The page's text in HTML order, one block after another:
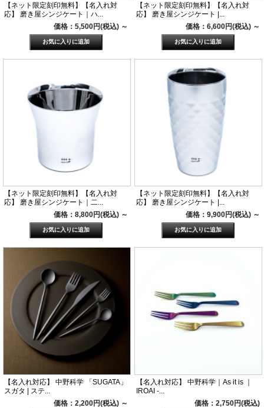
【ネット限定刻印無料】【名入れ対
応】 磨き屋シンジケート｜ハ...
価格：5,500円(税込) ～
【ネット限定刻印無料】【名入れ対
応】 磨き屋シンジケート |...
価格：6,600円(税込) ～
【ネット限定刻印無料】【名入れ対
応】 磨き屋シンジケート｜二...
価格：8,800円(税込) ～
【ネット限定刻印無料】【名入れ対
応】 磨き屋シンジケート |...
価格：9,900円(税込) ～
【名入れ対応】 中野科学 「SUGATA」
スガタ | ステ...
価格：2,200円(税込) ～
【名入れ対応】 中野科学｜As it is ｜
IROAI -...
価格：2,750円(税込)